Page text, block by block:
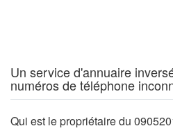
Un service d'annuaire
numéros de téléphone
Qui est le propriétaire du